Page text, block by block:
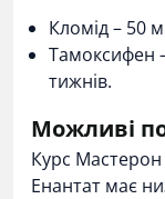
Кломід – 50
Тамоксифен
тижнів.
Можливі
Курс
Енантат має